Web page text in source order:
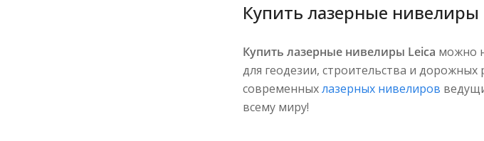
Купить лазерные нивелиры
Купить лазерные нивелиры Leica можно
для геодезии, строительства и
современныхлазерных нивелиров
всему миру!